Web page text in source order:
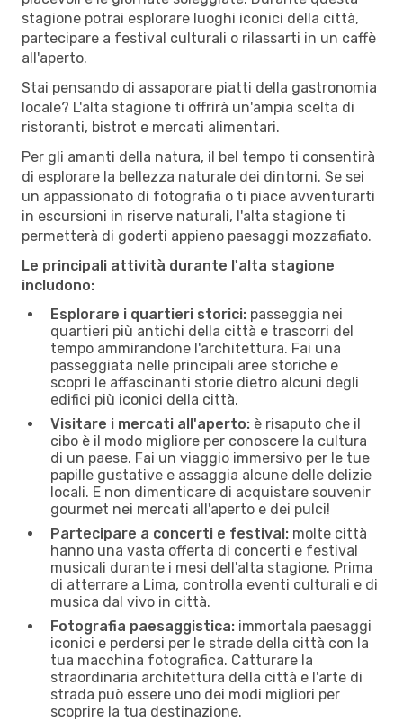
stagione potrai esplorare luoghi iconici della città,
partecipare a festival culturali o rilassarti in un caffè
all'aperto.
Stai pensando di assaporare piatti della gastronomia
locale? L'alta stagione ti offrirà un'ampia scelta di
ristoranti, bistrot e mercati alimentari.
Per gli amanti della natura, il bel tempo ti consentirà
di esplorare la bellezza naturale dei dintorni. Se sei
un appassionato di fotografia o ti piace avventurarti
in escursioni in riserve naturali, l'alta stagione ti
permetterà di goderti appieno paesaggi mozzafiato.
Le principali attività durante l'alta stagione
includono:
Esplorare i quartieri storici: passeggia nei
quartieri più antichi della città e trascorri del
tempo ammirandone l'architettura. Fai una
passeggiata nelle principali aree storiche e
scopri le affascinanti storie dietro alcuni degli
edifici più iconici della città.
Visitare i mercati all'aperto: è risaputo che il
cibo è il modo migliore per conoscere la cultura
di un paese. Fai un viaggio immersivo per le tue
papille gustative e assaggia alcune delle delizie
locali. E non dimenticare di acquistare souvenir
gourmet nei mercati all'aperto e dei pulci!
Partecipare a concerti e festival: molte città
hanno una vasta offerta di concerti e festival
musicali durante i mesi dell'alta stagione. Prima
di atterrare a Lima, controlla eventi culturali e di
musica dal vivo in città.
Fotografia paesaggistica: immortala paesaggi
iconici e perdersi per le strade della città con la
tua macchina fotografica. Catturare la
straordinaria architettura della città e l'arte di
strada può essere uno dei modi migliori per
scoprire la tua destinazione.